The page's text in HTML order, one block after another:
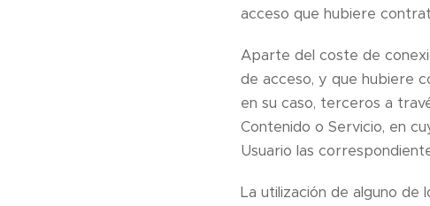
acceso que hubiere
Aparte del coste de
de acceso, y que hubiere
en su caso, terceros a
Contenido o Servicio, en
Usuario las
La utilización de alguno de